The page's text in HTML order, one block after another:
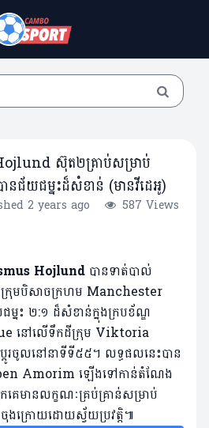
ស៊ុត២គ្រាប់សម្រាប់
ជ័យជម្នះដ៏សំខាន់ (មានវីដេអូ)
2 years ago
587 Views
Hojlund បានទាត់បាល់
មបិសាចក្រហម Manchester
នះ ២:១ ដ៏សំខាន់ក្នុងក្របខ័ណ្ឌ
នៅលើទឹកដីក្រុម Viktoria
តូរចូលនៅនាទីទី៥៥។ លទ្ធផលនេះបាន
Amorim ឡើងទៅកាន់តំណែង
េមានលក្ខណៈគ្រប់គ្រាន់សម្រាប់
ចុងក្រោយដោយស្វ័យប្រវត្តិ៕